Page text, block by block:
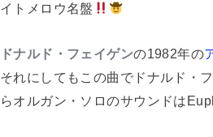
イトメロウ名盤
ドナルド・フェイゲンの1982年の
それにしてもこの曲でドナルド・
らオルガン・ソロのサウンドは